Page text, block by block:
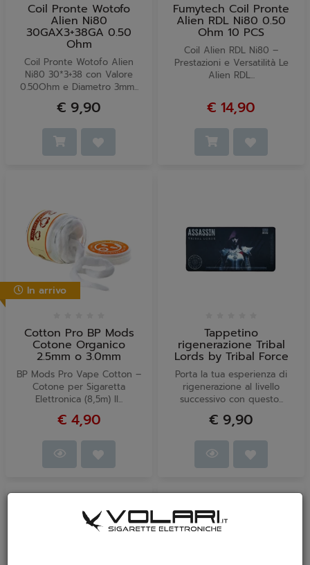
Coil Pronte Wotofo
Alien Ni80
30GAX3+38GA 0.50
Ohm
Coil Pronte Wotofo Alien
Ni80 30*3+38 con Valore
0.50Ohm e Diametro 3mm...
€ 9,90
Fumytech Coil Pronte
Alien RDL Ni80 0.50
Ohm 10 PCS
Coil Alien RDL Ni80 –
Prestazioni e Versatilità Le
Alien RDL...
€ 14,90
In arrivo
Cotton Pro BP Mods
Cotone Organico
2.5mm o 3.0mm
BP Mods Pro Vape Cotton –
Cotone per Sigaretta
Elettronica (8,5m) Il...
€ 4,90
Tappetino
rigenerazione Tribal
Lords by Tribal Force
Porta la tua esperienza di
rigenerazione al livello
successivo con questo...
€ 9,90